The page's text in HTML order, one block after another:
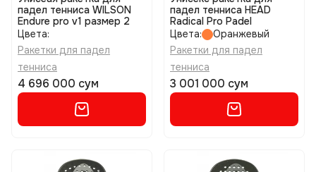
падел тенниса WILSON
Endure pro v1 размер 2
Цвета:
Ракетки для падел
тенниса
4 696 000 сум
падел тенниса HEAD
Radical Pro Padel
Цвета:
Оранжевый
Ракетки для падел
тенниса
3 001 000 сум